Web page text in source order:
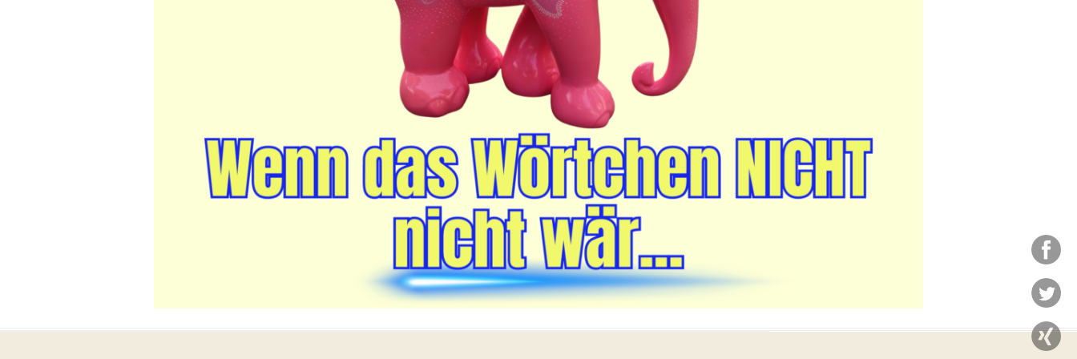
UND THERAPEUTEN
ALLERGIE VERSUS ENERGIE
FREQUENZEN FÜR DEIN LEBEN